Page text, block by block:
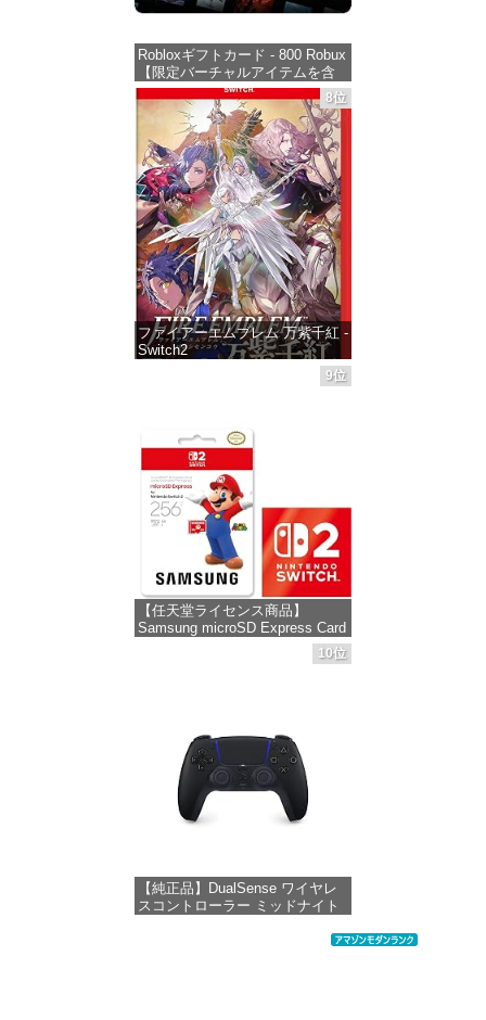
Robloxギフトカード - 800 Robux
【限定バーチャルアイテムを含
む】 【オンラインゲームコー
ド】 ロブロックス | オンライン
コード版
価格：¥1,300
8位
ファイアーエムブレム 万紫千紅 -
Switch2
価格：¥8,979
9位
【任天堂ライセンス商品】
Samsung microSD Express Card
256GB for Nintendo Switch 2(サ
ムスン マイクロSDエクスプレス
価格：¥9,400
10位
【純正品】DualSense ワイヤレ
スコントローラー ミッドナイト